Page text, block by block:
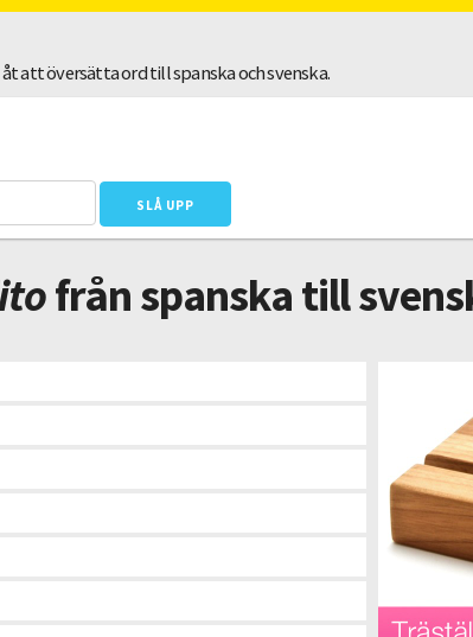
att översätta ord till spanska och svenska.
från spanska till